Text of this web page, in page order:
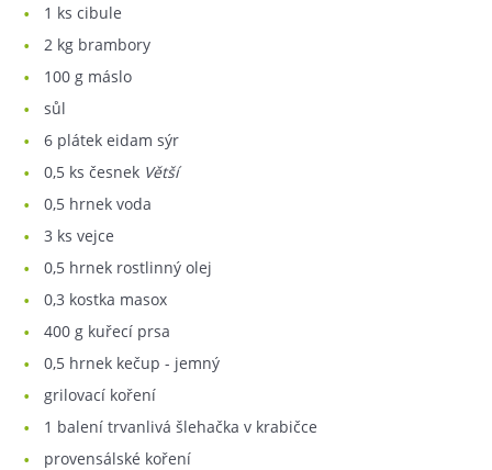
1 ks cibule
2 kg brambory
100 g máslo
sůl
6 plátek eidam sýr
0,5 ks česnek Větší
0,5 hrnek voda
3 ks vejce
0,5 hrnek rostlinný olej
0,3 kostka masox
400 g kuřecí prsa
0,5 hrnek kečup - jemný
grilovací koření
1 balení trvanlivá šlehačka v krabičce
provensálské koření